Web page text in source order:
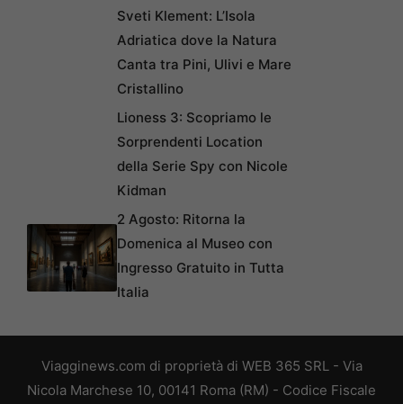
Sveti Klement: L’Isola
Adriatica dove la Natura
Canta tra Pini, Ulivi e Mare
Cristallino
Lioness 3: Scopriamo le
Sorprendenti Location
della Serie Spy con Nicole
Kidman
2 Agosto: Ritorna la
Domenica al Museo con
Ingresso Gratuito in Tutta
Italia
Viagginews.com di proprietà di WEB 365 SRL - Via
Nicola Marchese 10, 00141 Roma (RM) - Codice Fiscale